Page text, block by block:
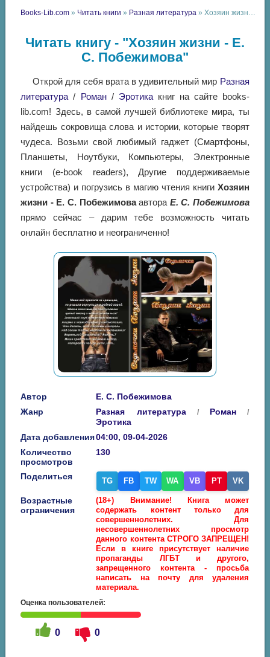
Books-Lib.com » Читать книги » Разная литература » Хозяин жизни - Е. С. Побежимова
Читать книгу - "Хозяин жизни - Е.
С. Побежимова"
Открой для себя врата в удивительный мир Разная
литература / Роман/ Эротикакниг на сайте books-
lib.com! Здесь, в самой лучшей библиотеке мира, ты
найдешь сокровища слова и истории, которые творят
чудеса. Возьми свой любимый гаджет (Смартфоны,
Планшеты, Ноутбуки, Компьютеры, Электронные
книги (e-book readers), Другие поддерживаемые
устройства) и погрузись в магию чтения книги Хозяин
жизни - Е. С. Побежимоваавтора Е. С. Побежимова
прямо сейчас – дарим тебе возможность читать
онлайн бесплатно и неограниченно!
Автор
Е. С. Побежимова
Жанр
Разная литература/ Роман /
Эротика
Дата добавления04:00, 09-04-2026
Количество
просмотров
130
Поделиться TG FB TW WA VB PT VK
Возрастные
ограничения
(18+) Внимание! Книга может
содержать контент только для
совершеннолетних. Для
несовершеннолетних просмотр
данного контента СТРОГО ЗАПРЕЩЕН!
Если в книге присутствует наличие
пропаганды ЛГБТ и другого,
запрещенного контента - просьба
написать на почту для удаления
материала.
Оценка пользователей:
0 0